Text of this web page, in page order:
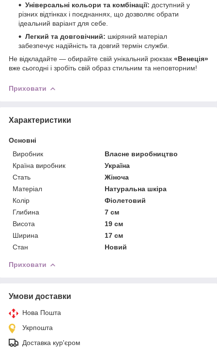
Універсальні кольори та комбінації: доступний у
різних відтінках і поєднаннях, що дозволяє обрати
ідеальний варіант для себе.
Легкий та довговічний: шкіряний матеріал
забезпечує надійність та довгий термін служби.
Не відкладайте — обирайте свій унікальний рюкзак «Венеція»
вже сьогодні і зробіть свій образ стильним та неповторним!
Приховати
Характеристики
Основні
Виробник
Власне виробництво
Країна виробник
Україна
Стать
Жіноча
Матеріал
Натуральна шкіра
Колір
Фіолетовий
Глибина
7 см
Висота
19 см
Ширина
17 см
Стан
Новий
Приховати
Умови доставки
Нова Пошта
Укрпошта
Доставка кур'єром